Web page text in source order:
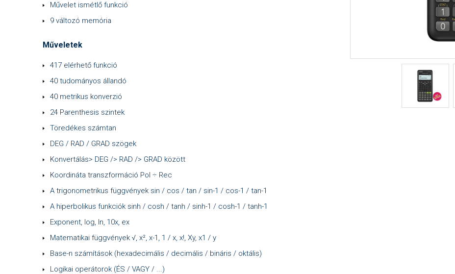
Művelet ismétlő funkció
9 változó memória
Műveletek
417 elérhető funkció
40 tudományos állandó
40 metrikus konverzió
24 Parenthesis szintek
Töredékes számtan
DEG / RAD / GRAD szögek
Konvertálás> DEG /> RAD /> GRAD között
Koordináta transzformáció Pol ÷ Rec
A trigonometrikus függvények sin / cos / tan / sin-1 / cos-1 / tan-1
A hiperbolikus funkciók sinh / cosh / tanh / sinh-1 / cosh-1 / tanh-1
Exponent, log, In, 10x, ex
Matematikai függvények √, x², x-1, 1 / x, x!, Xy, x1 / y
Base-n számítások (hexadecimális / decimális / bináris / oktális)
Logikai operátorok (ÉS / VAGY / ...)